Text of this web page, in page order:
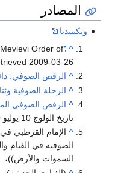
المصادر
ويكيبيديا
^
"The Sema of the Mevlevi"
. Mevlevi Order of
2009-03-26
^ الرقص الصوفي:
^ الرحلة الصوفية
^ الرقص الصوفي
تاريخ الولوج 10 يوليو 2010
^
الصوفية في القيام
السموات والأرض))،